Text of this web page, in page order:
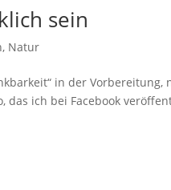
sein
, Natur
in der Vorbereitung,
ich bei Facebook